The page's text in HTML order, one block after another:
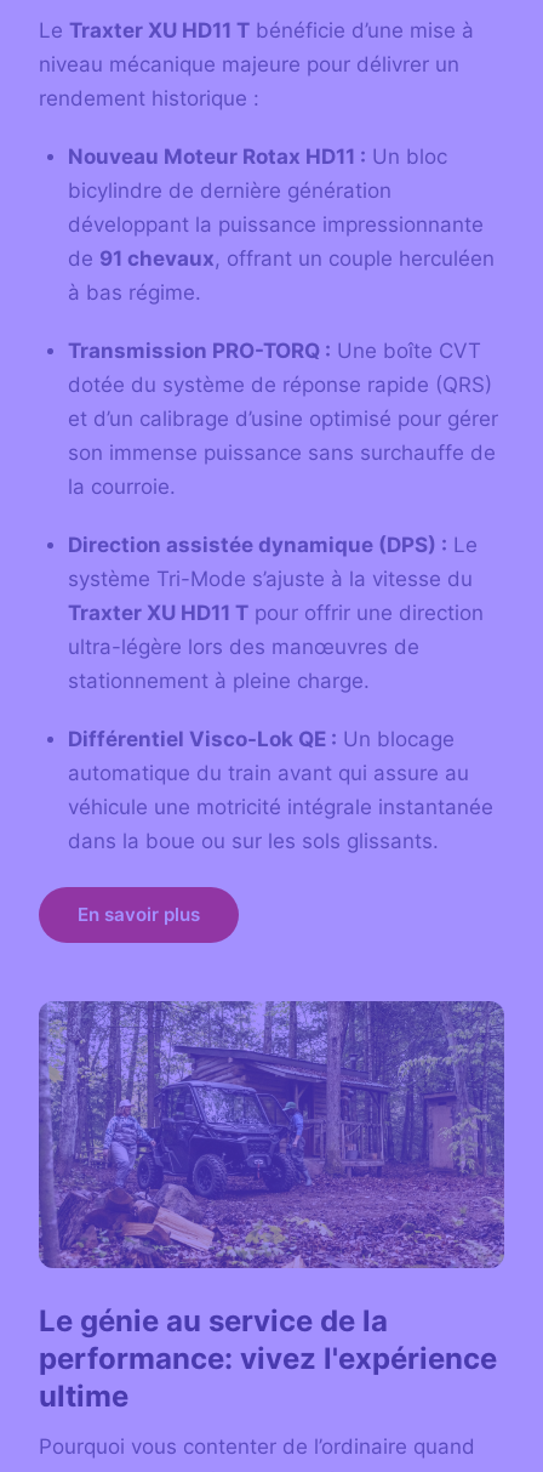
Le Traxter XU HD11 T bénéficie d’une mise à
niveau mécanique majeure pour délivrer un
rendement historique :
Nouveau Moteur Rotax HD11 : Un bloc
bicylindre de dernière génération
développant la puissance impressionnante
de 91 chevaux, offrant un couple herculéen
à bas régime.
Transmission PRO-TORQ : Une boîte CVT
dotée du système de réponse rapide (QRS)
et d’un calibrage d’usine optimisé pour gérer
son immense puissance sans surchauffe de
la courroie.
Direction assistée dynamique (DPS) : Le
système Tri-Mode s’ajuste à la vitesse du
Traxter XU HD11 T pour offrir une direction
ultra-légère lors des manœuvres de
stationnement à pleine charge.
Différentiel Visco-Lok QE : Un blocage
automatique du train avant qui assure au
véhicule une motricité intégrale instantanée
dans la boue ou sur les sols glissants.
En savoir plus
Le génie au service de la
performance: vivez l'expérience
ultime
Pourquoi vous contenter de l’ordinaire quand